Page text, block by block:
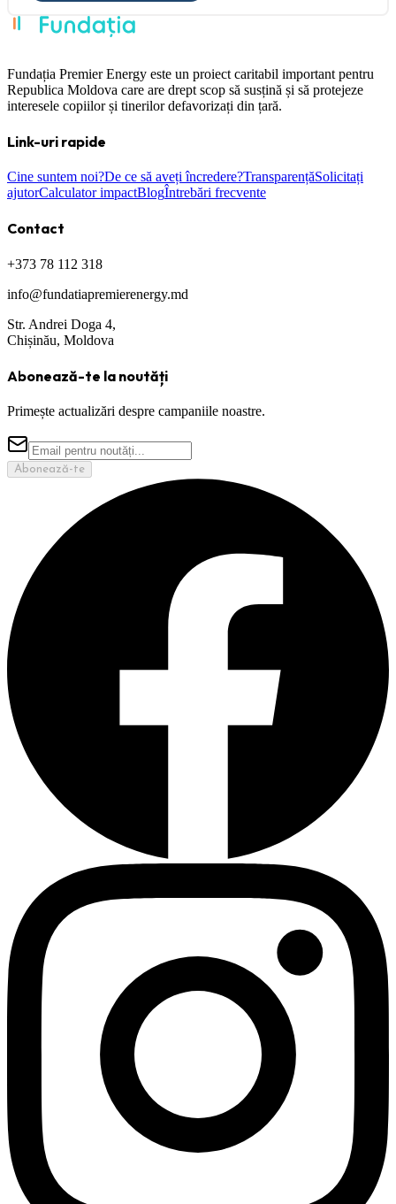
Fundația Premier Energy este un proiect caritabil important pentru
Republica Moldova care are drept scop să susțină și să protejeze
interesele copiilor și tinerilor defavorizați din țară.
Link-uri rapide
Cine suntem noi?De ce să aveți încredere?TransparențăSolicitați
ajutorCalculator impactBlogÎntrebări frecvente
Contact
+373 78 112 318
info@fundatiapremierenergy.md
Str. Andrei Doga 4,
Chișinău, Moldova
Abonează-te la noutăți
Primește actualizări despre campaniile noastre.
Abonează-te